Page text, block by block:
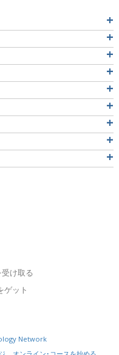
け取る
ゲット
Network